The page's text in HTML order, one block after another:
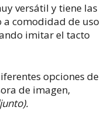
versátil y tiene las
comodidad de uso
imitar el tacto
opciones de
de imagen,